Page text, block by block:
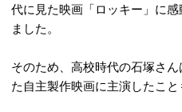
代に見た映画「ロッキー」に
ました。
そのため、高校時代の石塚さ
た自主製作映画に主演したこと